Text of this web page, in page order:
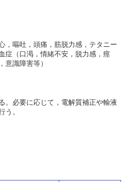
，嘔吐，頭痛，筋脱力感，テタニー
症（口渇，情緒不安，脱力感，痙
意識障害等）
。必要に応じて，電解質補正や輸液
う。